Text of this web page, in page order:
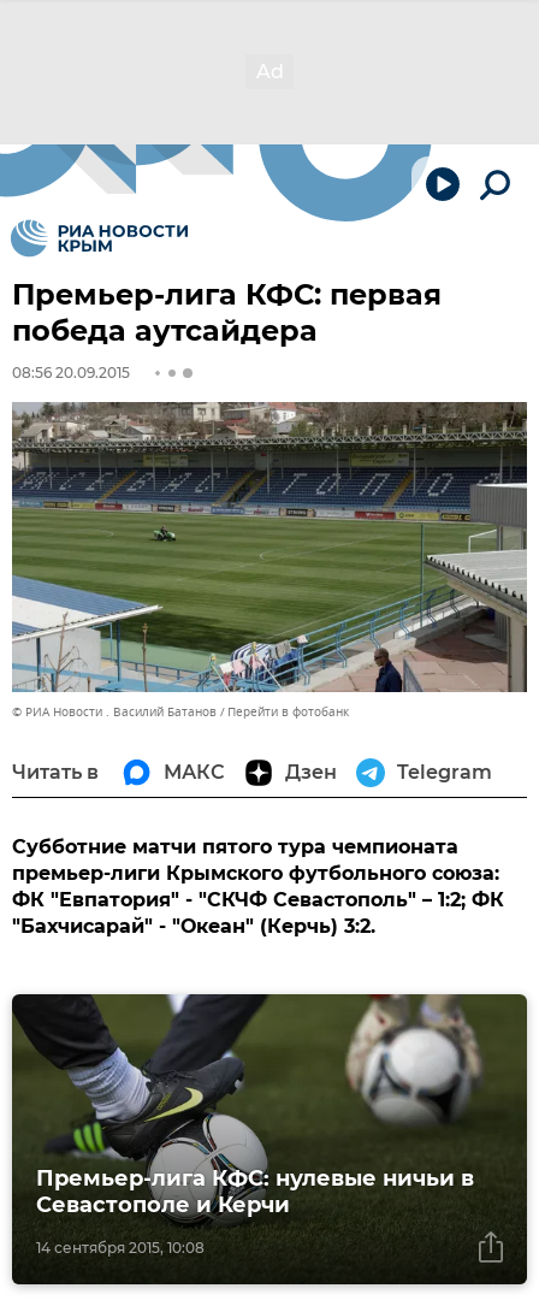
Премьер-лига КФС: первая
победа аутсайдера
08:56 20.09.2015
© РИА Новости . Василий Батанов Перейти в фотобанк
Читать в МАКС Дзен Telegram
Субботние матчи пятого тура чемпионата
премьер-лиги Крымского футбольного союза:
ФК "Евпатория" - "СКЧФ Севастополь" – 1:2; ФК
"Бахчисарай" - "Океан" (Керчь) 3:2.
14 сентября 2015, 10:08
Премьер-лига КФС: нулевые ничьи в
Севастополе и Керчи